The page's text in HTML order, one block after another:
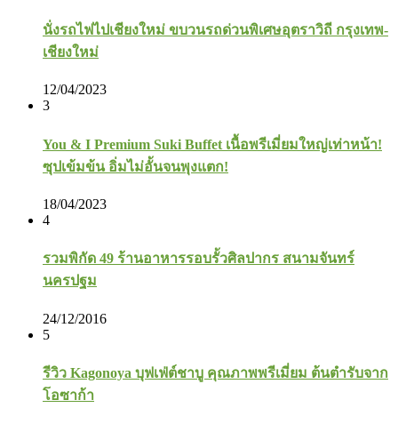
นั่งรถไฟไปเชียงใหม่ ขบวนรถด่วนพิเศษอุตราวิถี กรุงเทพ-
เชียงใหม่
12/04/2023
3
You & I Premium Suki Buffet เนื้อพรีเมี่ยมใหญ่เท่าหน้า!
ซุปเข้มข้น อิ่มไม่อั้นจนพุงแตก!
18/04/2023
4
รวมพิกัด 49 ร้านอาหารรอบรั้วศิลปากร สนามจันทร์
นครปฐม
24/12/2016
5
รีวิว Kagonoya บุฟเฟ่ต์ชาบู คุณภาพพรีเมี่ยม ต้นตำรับจาก
โอซาก้า